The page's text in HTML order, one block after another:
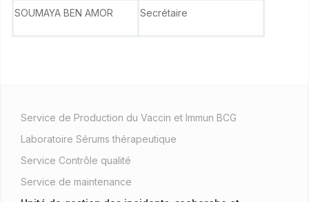
SOUMAYA BEN AMOR Secrétaire
Service de Production du Vaccin et Immun BCG
Laboratoire Sérums thérapeutique
Service Contrôle qualité
Service de maintenance